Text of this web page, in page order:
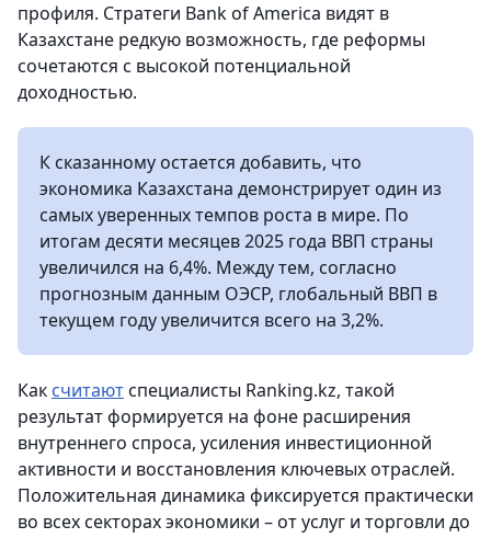
профиля. Стратеги Bank of America видят в
Казахстане редкую возможность, где реформы
сочетаются с высокой потенциальной
доходностью.
К сказанному остается добавить, что
экономика Казахстана демонстрирует один из
самых уверенных темпов роста в мире. По
итогам десяти месяцев 2025 года ВВП страны
увеличился на 6,4%. Между тем, согласно
прогнозным данным ОЭСР, глобальный ВВП в
текущем году увеличится всего на 3,2%.
Как считаютспециалисты Ranking.kz, такой
результат формируется на фоне расширения
внутреннего спроса, усиления инвестиционной
активности и восстановления ключевых отраслей.
Положительная динамика фиксируется практически
во всех секторах экономики – от услуг и торговли до